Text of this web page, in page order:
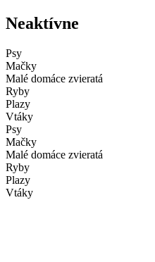
Neaktívne
Psy
Mačky
Malé domáce zvieratá
Ryby
Plazy
Vtáky
Psy
Mačky
Malé domáce zvieratá
Ryby
Plazy
Vtáky